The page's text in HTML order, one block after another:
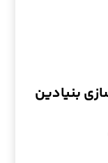
بنیادین